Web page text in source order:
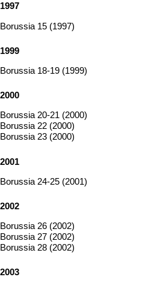
1997
Borussia 15 (1997)
1999
Borussia 18-19 (1999)
2000
Borussia 20-21 (2000)
Borussia 22 (2000)
Borussia 23 (2000)
2001
Borussia 24-25 (2001)
2002
Borussia 26 (2002)
Borussia 27 (2002)
Borussia 28 (2002)
2003